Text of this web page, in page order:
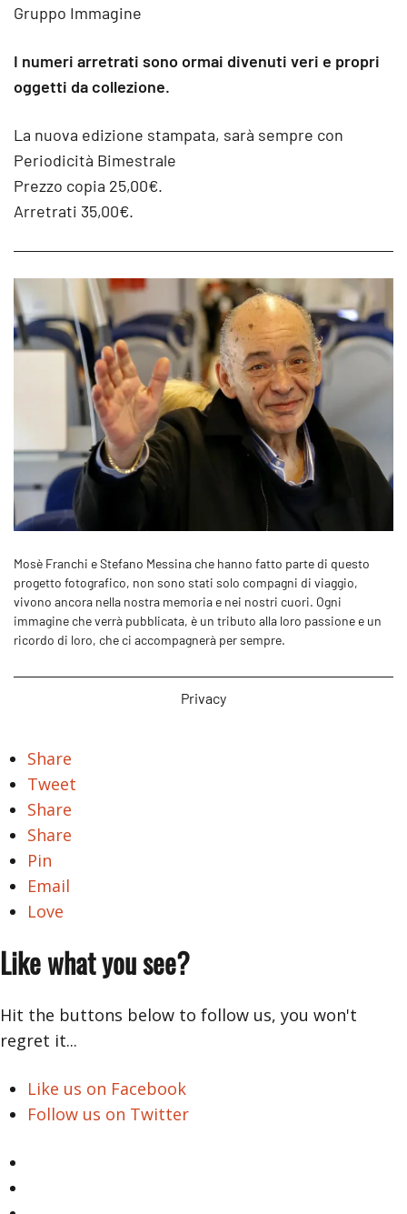
Gruppo Immagine
I numeri arretrati sono ormai divenuti veri e propri
oggetti da collezione.
La nuova edizione stampata, sarà sempre con
Periodicità Bimestrale
Prezzo copia 25,00€.
Arretrati 35,00€.
Mosè Franchi e Stefano Messina che hanno fatto parte di questo
progetto fotografico, non sono stati solo compagni di viaggio,
vivono ancora nella nostra memoria e nei nostri cuori. Ogni
immagine che verrà pubblicata, è un tributo alla loro passione e un
ricordo di loro, che ci accompagnerà per sempre.
Privacy
Share
Tweet
Share
Share
Pin
Email
Love
Like what you see?
Hit the buttons below to follow us, you won't
regret it...
Like us on Facebook
Follow us on Twitter